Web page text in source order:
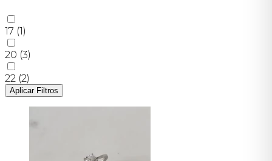
17 (1)
20 (3)
22 (2)
Aplicar Filtros